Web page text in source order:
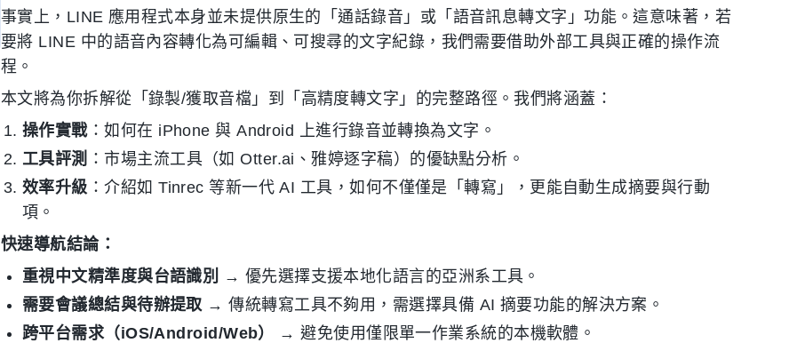
事實上，LINE 應用程式本身並未提供原生的「通話錄音」或「語音訊息轉文字」功能。這意味著，若
要將 LINE 中的語音內容轉化為可編輯、可搜尋的文字紀錄，我們需要借助外部工具與正確的操作流
程。
本文將為你拆解從「錄製/獲取音檔」到「高精度轉文字」的完整路徑。我們將涵蓋：
操作實戰：如何在 iPhone 與 Android 上進行錄音並轉換為文字。
工具評測 ：市場主流工具（如 Otter.ai、雅婷逐字稿）的優缺點分析。
效率升級 ：介紹如 Tinrec 等新一代 AI 工具，如何不僅僅是「轉寫」，更能自動生成摘要與行動
項。
快速導航結論：
重視中文精準度與台語識別
→ 優先選擇支援本地化語言的亞洲系工具。
需要會議總結與待辦提取→ 傳統轉寫工具不夠用，需選擇具備 AI 摘要功能的解決方案。
跨平台需求（iOS/Android/Web）
→ 避免使用僅限單一作業系統的本機軟體。